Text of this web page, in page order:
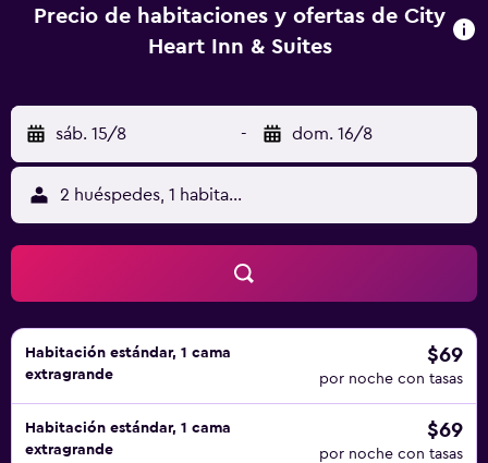
Precio de habitaciones y ofertas de City
Heart Inn & Suites
sáb. 15/8 - dom. 16/8
2 huéspedes, 1 habitación
Habitación estándar, 1 cama
extragrande
$69
por noche con tasas
Habitación estándar, 1 cama
extragrande
$69
por noche con tasas